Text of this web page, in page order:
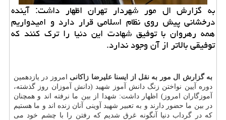
به گزارش ال مور شهردار تهران اظهار داشت: آینده
درخشانی پیش روی نظام اسلامی قرار دارد و امیدواریم
همه رهروان با توفیق شهادت این دنیا را ترک کنند که
توفیقی بالاتر از آن وجود ندارد.
به گزارش ال مور به نقل از ایسنا علیرضا زاکانی امروز در یازدهمین
دوره آیین نواختن زنگ دانش آموز شهید (دانش آموزان روز گذشته،
آموزگاران امروز) اظهار داشت: شهدا از بین ما نرفته اند و همچنان
در بین ما حضور دارند و به تعبیر شهید آوینی آنان زنده اند و ما هستیم
که در گرداب دنیا آنگونه غرق شدیم که رفتن را با چشم خود می